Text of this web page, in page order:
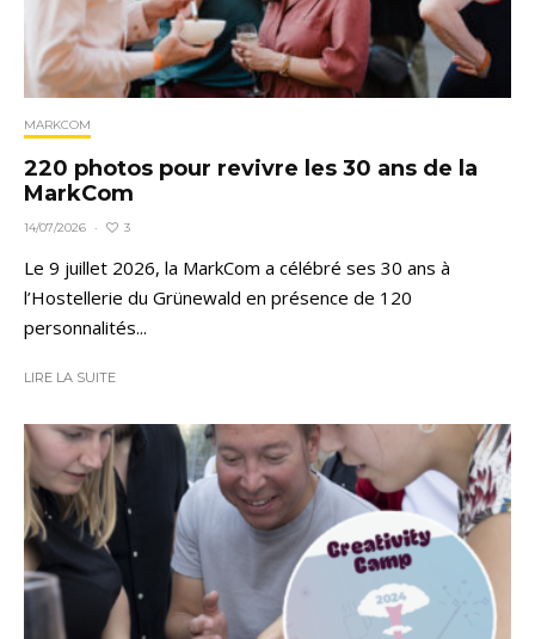
MARKCOM
220 photos pour revivre les 30 ans de la
MarkCom
14/07/2026 · 3
Le 9 juillet 2026, la MarkCom a célébré ses 30 ans à
l’Hostellerie du Grünewald en présence de 120
personnalités...
LIRE LA SUITE